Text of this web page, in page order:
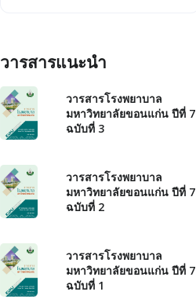
วารสารแนะนำ
วารสารโรงพยาบาล
มหาวิทยาลัยขอนแก่น ปีที่ 7
ฉบับที่ 3
วารสารโรงพยาบาล
มหาวิทยาลัยขอนแก่น ปีที่ 7
ฉบับที่ 2
วารสารโรงพยาบาล
มหาวิทยาลัยขอนแก่น ปีที่ 7
ฉบับที่ 1